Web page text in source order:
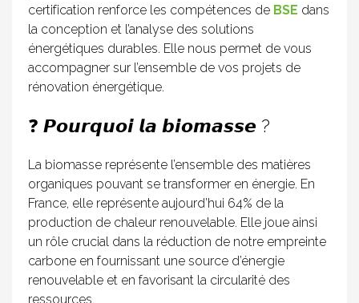
certification renforce les compétences de BSE dans
la conception et l’analyse des solutions
énergétiques durables. Elle nous permet de vous
accompagner sur l’ensemble de vos projets de
rénovation énergétique.
❓ 𝙋𝙤𝙪𝙧𝙦𝙪𝙤𝙞 𝙡𝙖 𝙗𝙞𝙤𝙢𝙖𝙨𝙨𝙚 ?
La biomasse représente l’ensemble des matières
organiques pouvant se transformer en énergie. En
France, elle représente aujourd’hui 64% de la
production de chaleur renouvelable. Elle joue ainsi
un rôle crucial dans la réduction de notre empreinte
carbone en fournissant une source d’énergie
renouvelable et en favorisant la circularité des
ressources.